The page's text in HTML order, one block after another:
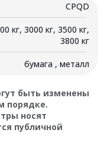
CPQD
кг, 3000 кг, 3500 кг,
3800 кг
бумага , металл
быть изменены
порядке.
носят
публичной